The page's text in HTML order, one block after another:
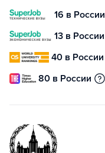
16 в России
13 в России
40 в России
80 в России